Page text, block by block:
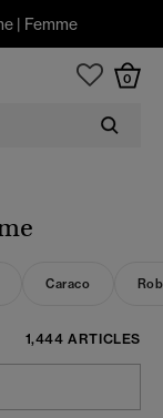
| Femme
0
Caraco
1,444 ARTICLES